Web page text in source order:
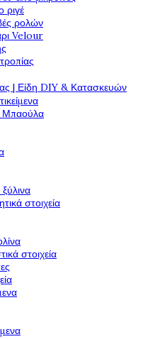
ριγέ
ρολών
Velour
| Είδη DIY & Κατασκευών
Μπαούλα
στοιχεία
στοιχεία